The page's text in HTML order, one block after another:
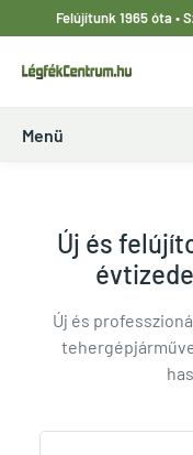
tartalomhoz
Felújítunk 1965 óta •
LegfekCentrum.hu
Menü
Új és
Új és